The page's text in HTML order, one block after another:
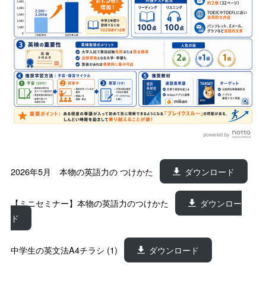
2026年5月 本物の英語力の つけかた ダウンロード
【ミニセミナー】本物の英語力のつけかた
ダウンロー
ド
中学生の英文法A4チラシ (1) ダウンロード